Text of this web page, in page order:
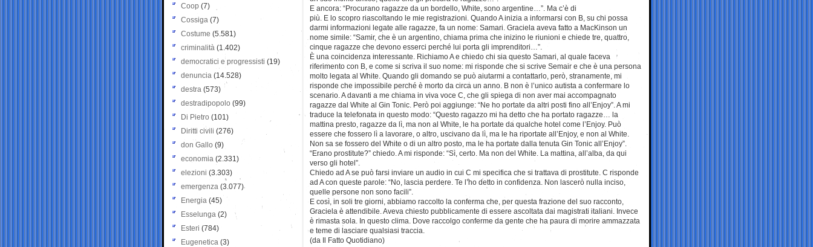
E ancora: “Procurano ragazze da un bordello, White, sono argentine…”. Ma c’è di
più. E lo scopro riascoltando le mie registrazioni. Quando A inizia a informarsi con B, su chi possa
darmi informazioni legate alle ragazze, fa un nome: Samari. Graciela aveva fatto a MacKinson un
nome simile: “Samir, che è un argentino, chiama prima che inizino le riunioni e chiede tre, quattro,
cinque ragazze che devono esserci perché lui porta gli imprenditori…”.
È una coincidenza interessante. Richiamo A e chiedo chi sia questo Samari, al quale faceva
riferimento con B, e come si scriva il suo nome: mi risponde che si scrive Semair e che è una persona
molto legata al White. Quando gli domando se può aiutarmi a contattarlo, però, stranamente, mi
risponde che impossibile perché è morto da circa un anno. B non è l’unico autista a confermare lo
scenario. A davanti a me chiama in viva voce C, che gli spiega di non aver mai accompagnato
ragazze dal White al Gin Tonic. Però poi aggiunge: “Ne ho portate da altri posti fino all’Enjoy”. A mi
traduce la telefonata in questo modo: “Questo ragazzo mi ha detto che ha portato ragazze… la
mattina presto, ragazze da lì, ma non al White, le ha portate da qualche hotel come l’Enjoy. Può
essere che fossero lì a lavorare, o altro, uscivano da lì, ma le ha riportate all’Enjoy, e non al White.
Non sa se fossero del White o di un altro posto, ma le ha portate dalla tenuta Gin Tonic all’Enjoy”.
“Erano prostitute?” chiedo. A mi risponde: “Sì, certo. Ma non del White. La mattina, all’alba, da qui
verso gli hotel”.
Chiedo ad A se può farsi inviare un audio in cui C mi specifica che si trattava di prostitute. C risponde
ad A con queste parole: “No, lascia perdere. Te l’ho detto in confidenza. Non lascerò nulla inciso,
quelle persone non sono facili”.
E così, in soli tre giorni, abbiamo raccolto la conferma che, per questa frazione del suo racconto,
Graciela è attendibile. Aveva chiesto pubblicamente di essere ascoltata dai magistrati italiani. Invece
è rimasta sola. In questo clima. Dove raccolgo conferme da gente che ha paura di morire ammazzata
e teme di lasciare qualsiasi traccia.
(da Il Fatto Quotidiano)
Coop (7)
Cossiga (7)
Costume (5.581)
criminalità (1.402)
democratici e progressisti (19)
denuncia (14.528)
destra (573)
destradipopolo (99)
Di Pietro (101)
Diritti civili (276)
don Gallo (9)
economia (2.331)
elezioni (3.303)
emergenza (3.077)
Energia (45)
Esselunga (2)
Esteri (784)
Eugenetica (3)